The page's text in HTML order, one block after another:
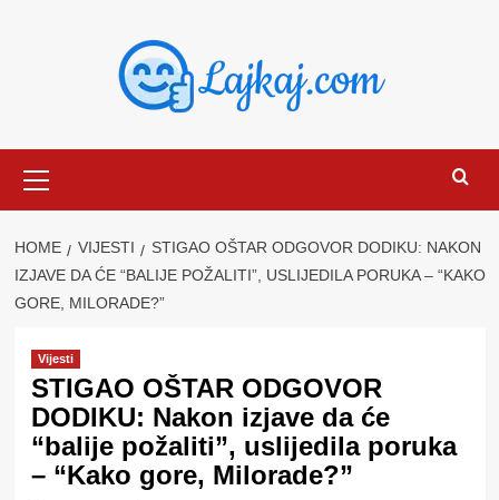
Menu
HOME VIJESTI
STIGAO OŠTAR ODGOVOR DODIKU: NAKON
IZJAVE DA ĆE “BALIJE POŽALITI”, USLIJEDILA PORUKA – “KAKO
GORE, MILORADE?”
Vijesti
STIGAO OŠTAR ODGOVOR
DODIKU: Nakon izjave da će
“balije požaliti”, uslijedila poruka
– “Kako gore, Milorade?”